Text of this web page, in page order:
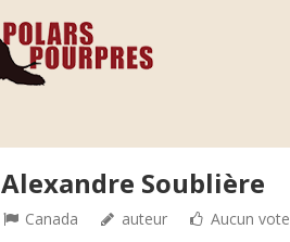
Alexandre Soublière
Canada auteur Aucun vote